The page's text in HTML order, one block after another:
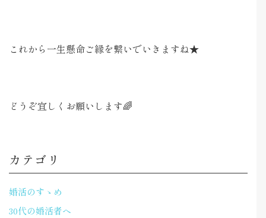
これから一生懸命ご縁を繋いでいきますね★
どうぞ宜しくお願いします🌈
カテゴリ
婚活のすゝめ
30代の婚活者へ